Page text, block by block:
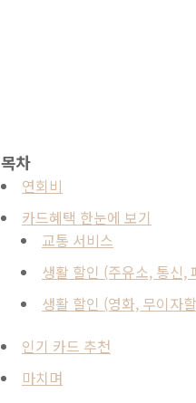
목차
연회비
카드혜택 한눈에 보기
교통 서비스
생활 할인 (주유소, 통신,
생활 할인 (영화, 무이자
인기 카드 추천
마치며